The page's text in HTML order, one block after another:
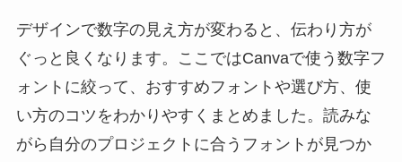
デザインで数字の見え方が変わると、伝わり方が
ぐっと良くなります。ここではCanvaで使う数字フ
ォントに絞って、おすすめフォントや選び方、使
い方のコツをわかりやすくまとめました。読みな
がら自分のプロジェクトに合うフォントが見つか